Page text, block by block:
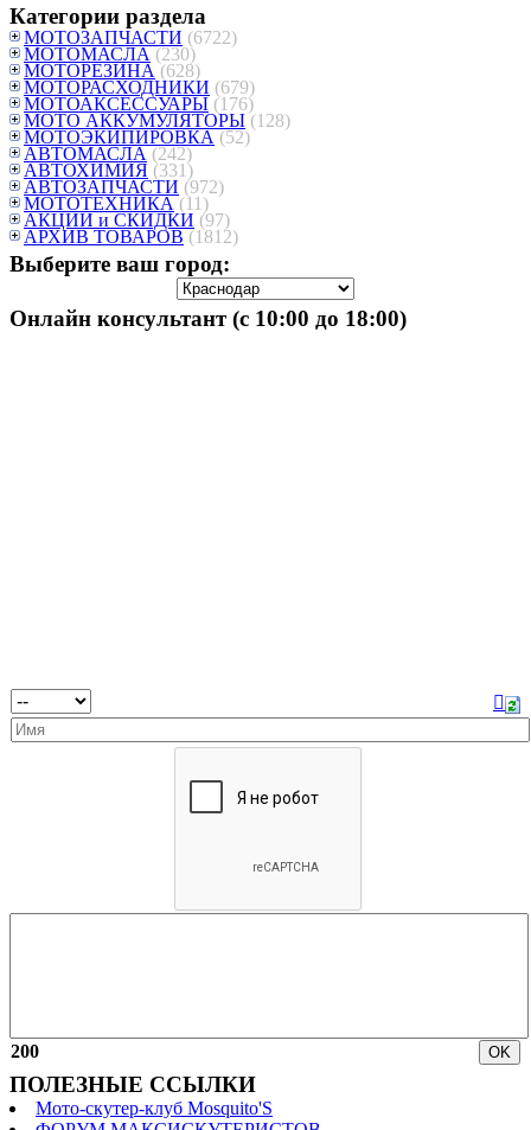
Категории раздела
МОТОЗАПЧАСТИ (6722)
МОТОМАСЛА (230)
МОТОРЕЗИНА (628)
МОТОРАСХОДНИКИ (679)
МОТОАКСЕССУАРЫ (176)
МОТО АККУМУЛЯТОРЫ (128)
МОТОЭКИПИРОВКА (52)
АВТОМАСЛА (242)
АВТОХИМИЯ (331)
АВТОЗАПЧАСТИ (972)
МОТОТЕХНИКА (11)
АКЦИИ и СКИДКИ (97)
АРХИВ ТОВАРОВ (1812)
Выберите ваш город:
Онлайн консультант (с 10:00 до 18:00)
200
ПОЛЕЗНЫЕ ССЫЛКИ
Мото-скутер-клуб Mosquito'S